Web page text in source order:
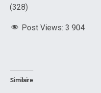
(328)
Post Views: 3 904
Similaire